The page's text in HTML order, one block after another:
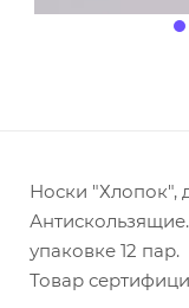
Носки "Хлопок",
упаковке 12
Товар